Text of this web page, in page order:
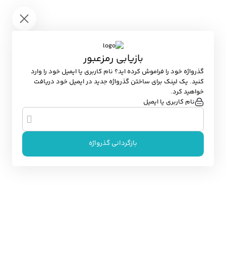
بازیابی رمزعبور
گذرواژه خود را فراموش کرده اید؟ نام کاربری یا ایمیل خود را وارد
کنید. یک لینک برای ساختن گذرواژه جدید در ایمیل خود دریافت
خواهید کرد.
نام کاربری یا ایمیل
بازگردانی گذرواژه